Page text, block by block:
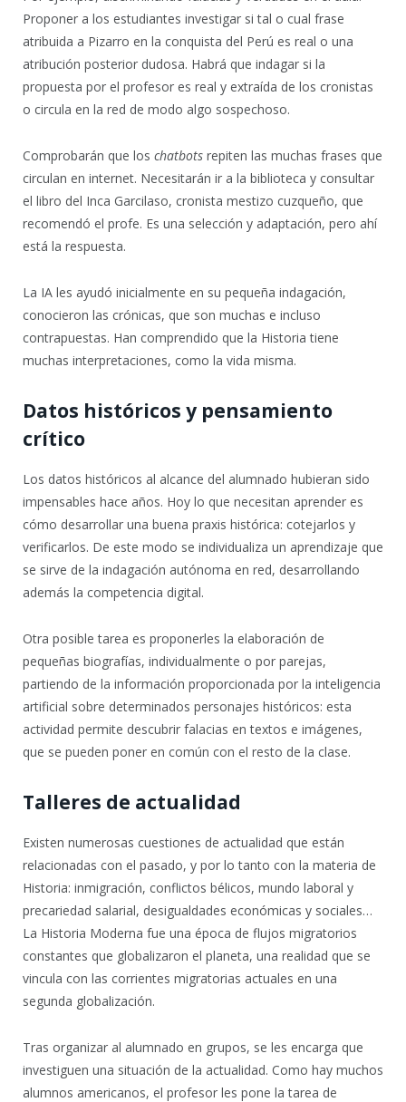
Proponer a los estudiantes investigar si tal o cual frase
atribuida a Pizarro en la conquista del Perú es real o una
atribución posterior dudosa. Habrá que indagar si la
propuesta por el profesor es real y extraída de los cronistas
o circula en la red de modo algo sospechoso.
Comprobarán que los chatbots repiten las muchas frases que
circulan en internet. Necesitarán ir a la biblioteca y consultar
el libro del Inca Garcilaso, cronista mestizo cuzqueño, que
recomendó el profe. Es una selección y adaptación, pero ahí
está la respuesta.
La IA les ayudó inicialmente en su pequeña indagación,
conocieron las crónicas, que son muchas e incluso
contrapuestas. Han comprendido que la Historia tiene
muchas interpretaciones, como la vida misma.
Datos históricos y pensamiento
crítico
Los datos históricos al alcance del alumnado hubieran sido
impensables hace años. Hoy lo que necesitan aprender es
cómo desarrollar una buena praxis histórica: cotejarlos y
verificarlos. De este modo se individualiza un aprendizaje que
se sirve de la indagación autónoma en red, desarrollando
además la competencia digital.
Otra posible tarea es proponerles la elaboración de
pequeñas biografías, individualmente o por parejas,
partiendo de la información proporcionada por la inteligencia
artificial sobre determinados personajes históricos: esta
actividad permite descubrir falacias en textos e imágenes,
que se pueden poner en común con el resto de la clase.
Talleres de actualidad
Existen numerosas cuestiones de actualidad que están
relacionadas con el pasado, y por lo tanto con la materia de
Historia: inmigración, conflictos bélicos, mundo laboral y
precariedad salarial, desigualdades económicas y sociales…
La Historia Moderna fue una época de flujos migratorios
constantes que globalizaron el planeta, una realidad que se
vincula con las corrientes migratorias actuales en una
segunda globalización.
Tras organizar al alumnado en grupos, se les encarga que
investiguen una situación de la actualidad. Como hay muchos
alumnos americanos, el profesor les pone la tarea de